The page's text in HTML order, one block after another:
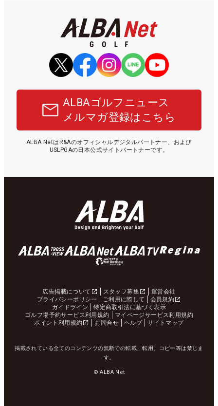
ALBAゴルフニュース
メルマガ登録はこちら
ALBA NetはR&Aのオフィシャルデジタルパートナー、および
USLPGAの日本公式サイトパートナーです。
広告掲載について スタッフ募集
運営会社
プライバシーポリシー
ご利用に際して
会員規約
ガイドライン
特定商取引法に基づく表示
ゴルフ場予約サービス利用規約
マイページサービス利用規約
ポイント利用規約
お問合せ ヘルプ サイトマップ
掲載されている全てのコンテンツの無断での転載、転用、コピー等は禁じま
す。
© ALBA Net